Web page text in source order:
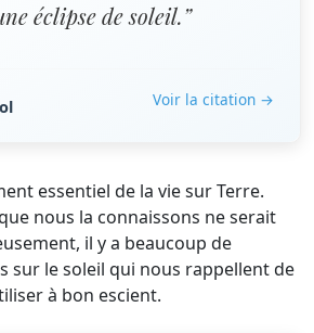
éclipse de soleil.”
Voir la citation →
essentiel de la vie sur Terre.
nous la connaissons ne serait
il y a beaucoup de
sur le soleil qui nous rappellent de
à bon escient.